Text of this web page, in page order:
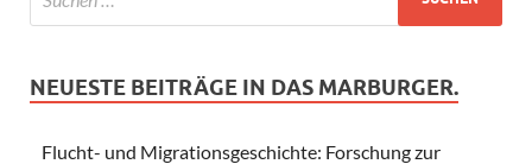
NEUESTE BEITRÄGE IN DAS MARBURGER.
Flucht- und Migrationsgeschichte: Forschung zur